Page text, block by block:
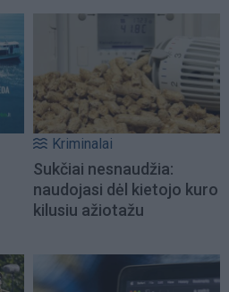
Kriminalai
Sukčiai nesnaudžia:
naudojasi dėl kietojo kuro
kilusiu ažiotažu